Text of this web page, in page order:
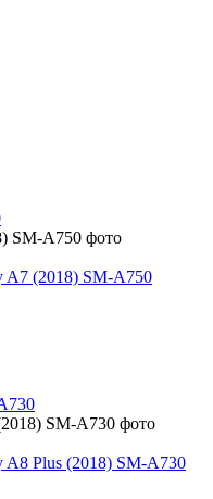
SM-A750 фото
A7 (2018) SM-A750
SM-A730 фото
A8 Plus (2018) SM-A730